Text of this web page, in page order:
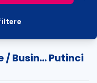
/ Busin... Putinci